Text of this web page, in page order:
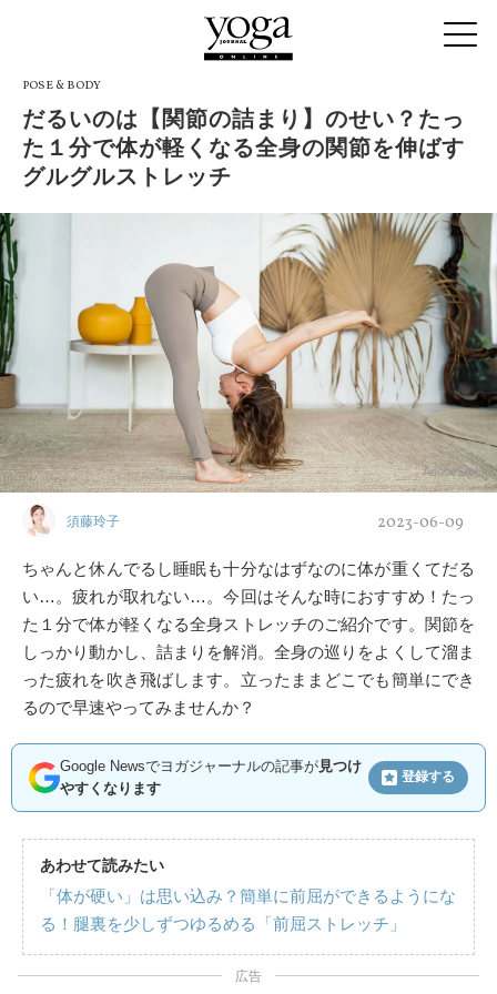
POSE & BODY
だるいのは【関節の詰まり】のせい？たっ
た１分で体が軽くなる全身の関節を伸ばす
グルグルストレッチ
AdobeStock
須藤玲子 2023-06-09
ちゃんと休んでるし睡眠も十分なはずなのに体が重くてだる
い…。疲れが取れない…。今回はそんな時におすすめ！たっ
た１分で体が軽くなる全身ストレッチのご紹介です。関節を
しっかり動かし、詰まりを解消。全身の巡りをよくして溜ま
った疲れを吹き飛ばします。立ったままどこでも簡単にでき
るので早速やってみませんか？
Google Newsでヨガジャーナルの記事が見つけ
やすくなります
登録する
あわせて読みたい
「体が硬い」は思い込み？簡単に前屈ができるようにな
る！腿裏を少しずつゆるめる「前屈ストレッチ」
広告